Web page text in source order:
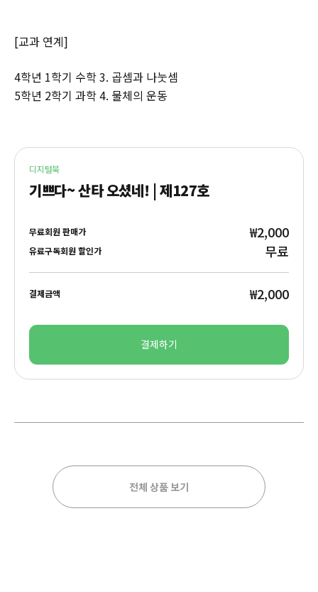
[교과 연계]
4학년 1학기 수학 3. 곱셈과 나눗셈
5학년 2학기 과학 4. 물체의 운동
디지털북
기쁘다~ 산타 오셨네! | 제127호
무료회원 판매가 ₩2,000
유료구독회원 할인가 무료
결제금액 ₩2,000
결제하기
전체 상품 보기